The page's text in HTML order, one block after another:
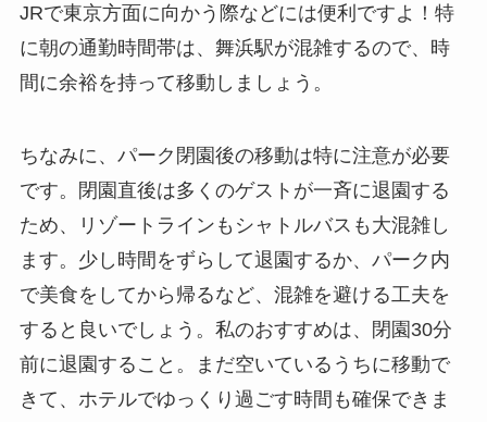
JRで東京方面に向かう際などには便利ですよ！特
に朝の通勤時間帯は、舞浜駅が混雑するので、時
間に余裕を持って移動しましょう。
ちなみに、パーク閉園後の移動は特に注意が必要
です。閉園直後は多くのゲストが一斉に退園する
ため、リゾートラインもシャトルバスも大混雑し
ます。少し時間をずらして退園するか、パーク内
で美食をしてから帰るなど、混雑を避ける工夫を
すると良いでしょう。私のおすすめは、閉園30分
前に退園すること。まだ空いているうちに移動で
きて、ホテルでゆっくり過ごす時間も確保できま